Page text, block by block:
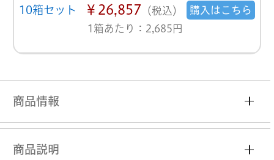
10箱セット ￥26,857 （税込）
1箱あたり：2,685円
購入はこちら
商品情報
商品説明